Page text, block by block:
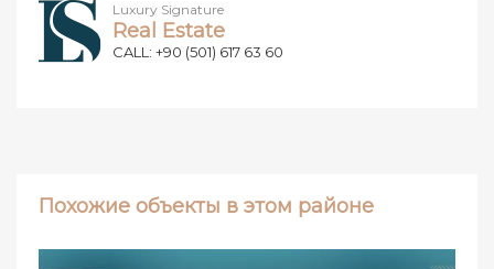
Luxury Signature
Real Estate
CALL: +90 (501) 617 63 60
Похожие объекты в этом районе